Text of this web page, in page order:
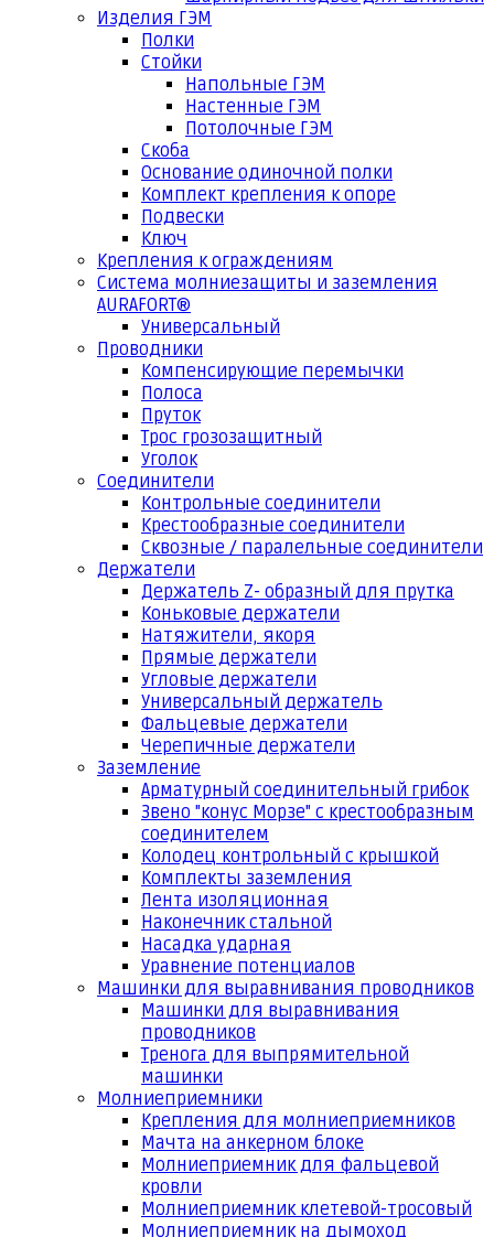
Изделия ГЭМ
Полки
Стойки
Напольные ГЭМ
Настенные ГЭМ
Потолочные ГЭМ
Скоба
Основание одиночной полки
Комплект крепления к опоре
Подвески
Ключ
Крепления к ограждениям
Система молниезащиты и заземления
AURAFORT®
Универсальный
Проводники
Компенсирующие перемычки
Полоса
Пруток
Трос грозозащитный
Уголок
Соединители
Контрольные соединители
Крестообразные соединители
Сквозные / паралельные соединители
Держатели
Держатель Z- образный для прутка
Коньковые держатели
Натяжители, якоря
Прямые держатели
Угловые держатели
Универсальный держатель
Фальцевые держатели
Черепичные держатели
Заземление
Арматурный соединительный грибок
Звено "конус Морзе" с крестообразным
соединителем
Колодец контрольный с крышкой
Комплекты заземления
Лента изоляционная
Наконечник стальной
Насадка ударная
Уравнение потенциалов
Машинки для выравнивания проводников
Машинки для выравнивания
проводников
Тренога для выпрямительной
машинки
Молниеприемники
Крепления для молниеприемников
Мачта на анкерном блоке
Молниеприемник для фальцевой
кровли
Молниеприемник клетевой-тросовый
Молниеприемник на дымоход